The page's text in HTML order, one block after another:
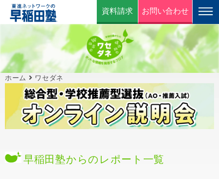
資料請求 お問い合わせ
ホーム ワセダネ
早稲田塾からのレポート一覧